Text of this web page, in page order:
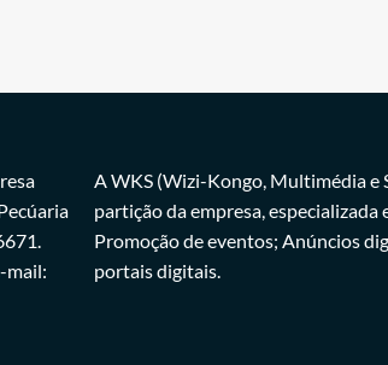
mail:
A WKS (Wizi-Kongo, Multimédia e
partição da empresa, especializada
Promoção de eventos; Anúncios
portais digitais.